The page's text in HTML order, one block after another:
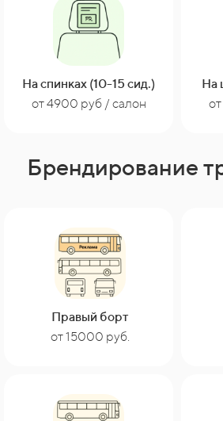
На спинках (10-15 сид.)
от 4900 руб / салон
На
Брендирование
Правый борт
от 15000 руб.